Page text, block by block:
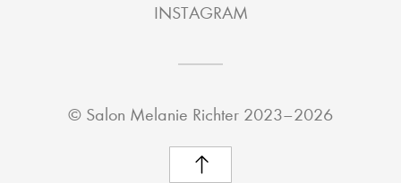
INSTAGRAM
© Salon Melanie Richter 2023–2026